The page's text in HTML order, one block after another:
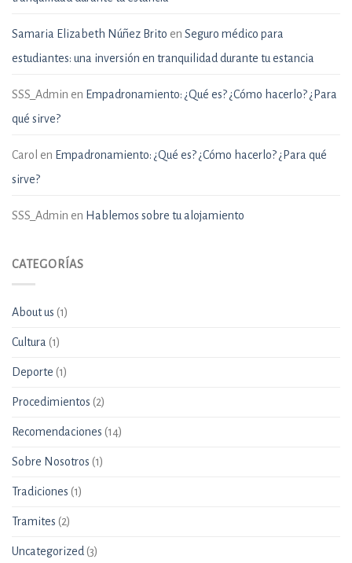
Samaria Elizabeth Núñez Brito en Seguro médico para
estudiantes: una inversión en tranquilidad durante tu estancia
SSS_Admin en Empadronamiento: ¿Qué es? ¿Cómo hacerlo? ¿Para
qué sirve?
Carol en Empadronamiento: ¿Qué es? ¿Cómo hacerlo? ¿Para qué
sirve?
SSS_Admin en Hablemos sobre tu alojamiento
CATEGORÍAS
About us (1)
Cultura (1)
Deporte (1)
Procedimientos (2)
Recomendaciones (14)
Sobre Nosotros (1)
Tradiciones (1)
Tramites (2)
Uncategorized (3)